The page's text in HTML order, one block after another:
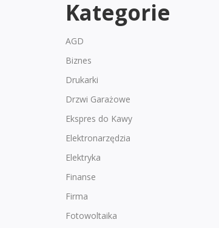
Kategorie
AGD
Biznes
Drukarki
Drzwi Garażowe
Ekspres do Kawy
Elektronarzędzia
Elektryka
Finanse
Firma
Fotowoltaika